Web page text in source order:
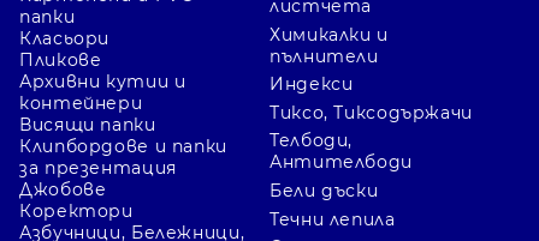
папки
Класьори
Пликове
Архивни кутии и
контейнери
Висящи папки
Клипбордове и папки
за презентация
Джобове
Коректори
Азбучници, Бележници,
листчета
Химикалки и
пълнители
Индекси
Тиксо, Тиксодържачи
Телбоди,
Антителбоди
Бели дъски
Течни лепила